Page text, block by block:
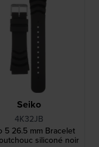
Seiko
4K32JB
5 26.5 mm Bracelet
siliconé noir